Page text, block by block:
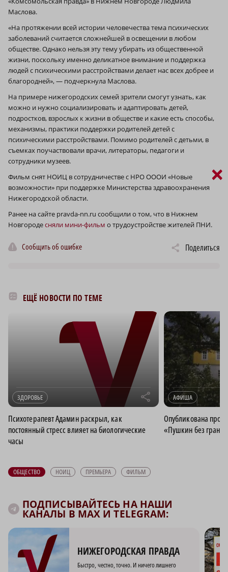
Маслова.
«На протяжении всей истории человечества тема психических
заболеваний считается сложнейшей в освещении в любом
обществе. Однако нельзя эту тему убирать из общественной
жизни, поскольку именно деликатное внимание и поддержка
людей с психическими расстройствами делает нас всех добрее и
благородней», — подчеркнула Маслова.
На примере нижегородских семей зрители смогут узнать, как
можно и нужно социализировать и адаптировать детей,
подростков, взрослых к жизни в обществе и какие есть способы,
механизмы, практики поддержки родителей детей с
психическими расстройствами. Помимо родителей с детьми, в
съемках поучаствовали врачи, литераторы, педагоги и
сотрудники музеев.
Фильм снят НОИЦ в сотрудничестве с НРО ОООИ «Новые
возможности» при поддержке Министерства здравоохранения
Нижегородской области.
Ранее на сайте pravda-nn.ru сообщили о том, что в Нижнем
Новгородесняли мини-фильм о трудоустройстве жителей ПНИ.
Сообщить об ошибке Поделиться
ЕЩЁ НОВОСТИ ПО ТЕМЕ
ЗДОРОВЬЕ r
Психотерапевт Адамин раскрыл, как
постоянный стресс влияет на биологические
часы
АФИША
Опубликована
«Пушкин без
ОБЩЕСТВО НОИЦ ПРЕМЬЕРА ФИЛЬМ
ПОДПИСЫВАЙТЕСЬ НА НАШИ
КАНАЛЫ В MAX И TELEGRAM:
НИЖЕГОРОДСКАЯ ПРАВДА
Быстро, честно, точно. И ничего лишнего
×